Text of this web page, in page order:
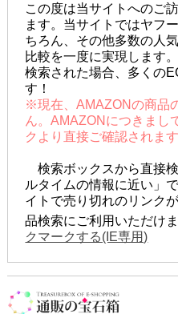
この度は当サイトへのご
ます。当サイトではヤフ
ちろん、その他多数の人
比較を一度に実現します
検索された場合、多くの
す！
※現在、AMAZONの商品
ん。AMAZONにつきまし
クより直接ご確認されま
検索ボックスから直接
ルタイムの情報に近い」
イトで売り切れのリンク
品検索にご利用いただけ
クマークする(IE専用)